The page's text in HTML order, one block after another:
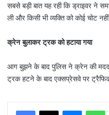
सबसे बड़ी बात यह रही कि ड्राइवर ने
ली और किसी भी व्यक्ति को कोई चोट
क्रेन बुलाकर ट्रक को हटाया गया
आग बुझने के बाद पुलिस ने क्रेन की
ट्रक हटने के बाद एक्सप्रेसवे पर ट्रैफिक